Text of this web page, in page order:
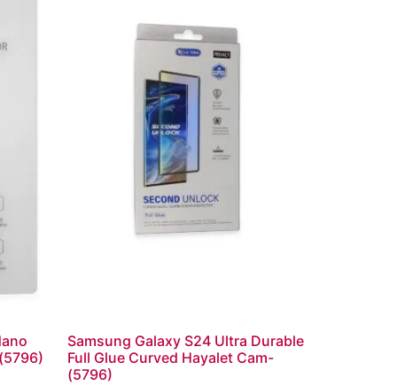
Samsung Galaxy S24 Ultra Durable
Full Glue Curved Hayalet Cam-
(5796)